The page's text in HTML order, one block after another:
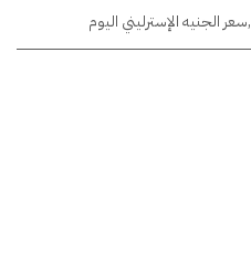
,سعر الجنيه الإسترليني اليوم